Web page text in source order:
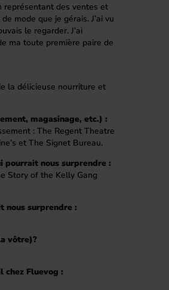
représentant des ventes et
mode que je gérais. J’ai vu
le regarder. J’ai
ma toute première paire de
la délicieuse nourriture et
magasinage, etc.) :
: The Regent Theatre
et The Signet Bureau.
pourrait nous surprendre :
Story of the Kelly Gang
nous surprendre :
vôtre)?
chez Fluevog :